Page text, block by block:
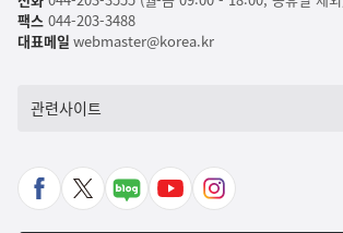
팩스 044-203-3488
대표메일 webmaster@korea.kr
관련사이트
페
X
네
유
인